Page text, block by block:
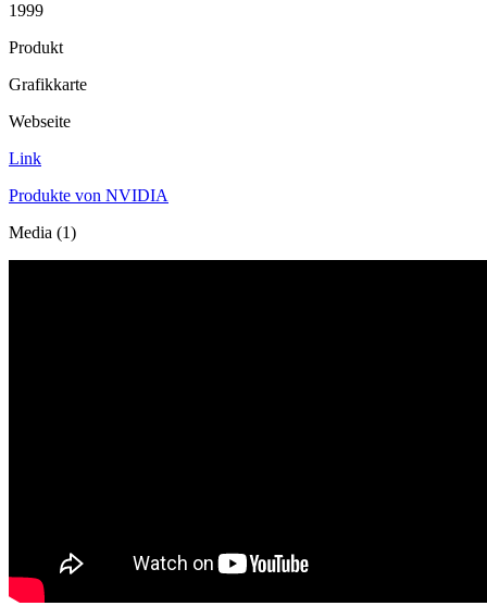
1999
Produkt
Grafikkarte
Webseite
Link
Produkte von NVIDIA
Media (1)